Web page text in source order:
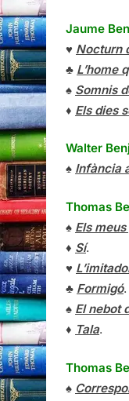
Jaume
♥ Nocturn
♣ L’home
♠ Somnis
♦ Els dies
Walter
♠ Infància
Thomas
♠ Els
♦ Sí.
♥
♣ Formigó.
♠ El nebot
♦ Tala.
Thomas
♠